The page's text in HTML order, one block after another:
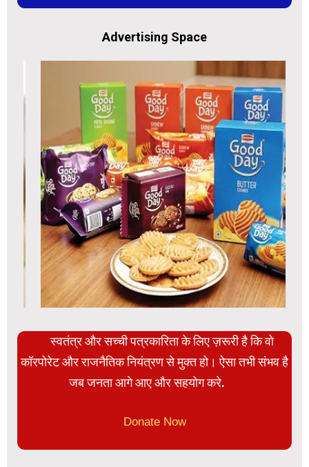
Advertising Space
स्वतंत्र और सच्ची पत्रकारिता के लिए ज़रूरी है कि वो
कॉरपोरेट और राजनैतिक नियंत्रण से मुक्त हो। ऐसा तभी संभव है
जब जनता आगे आए और सहयोग करे.
Donate Now